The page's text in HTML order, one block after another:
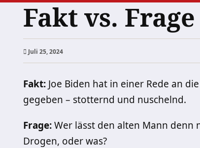
Fakt vs. Frage
Juli 25, 2024
Fakt: Joe Biden hat in einer Rede an
gegeben – stotternd und nuschelnd.
Frage:Wer lässt den alten Mann denn
Drogen, oder was?